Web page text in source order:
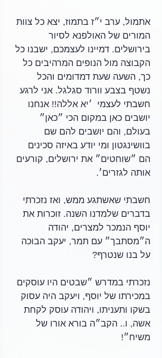
אתמול, ערב י״ז בתמוז, יצא כל צוות
המורים של האולפנא לסיור
בירושלים. דמיינו לעצמכם, ישבנו כל
הקבוצה מול הנופים המרהיבים כל
כך, השעה שעת דמדומים והכל
נשטף בצבע וורוד סגלגל. אני לרגע
חשבתי לעצמי  ׳יא אללה!! אנחנו
יושבים כאן במקום הכי ״כאן״
בעולם, והם יושבים להם שם
בוושינגטון ומי יודע באיזה סכינים
הם ״שוחטים״ את ירושלים, קורעים
אותה לגזרים׳.
חשבתי שאשתגע ממש, ואז נזכרתי
בדברים שלמדנו השנה. זוכרות את
יוסף הנמכר למצרים, יהודה
ה״מסתבך״ עם תמר, יעקב הבוכה
על בנו שנטרף?
נזכרתי במדרש ״שבטים היו עוסקים
במכירתו של יוסף, ויעקב היה עסוק
בשקו ותעניתו, ויהודה עוסק לקחת
אשה, ו.. הקב״ה בורא אורו של
משיח״!